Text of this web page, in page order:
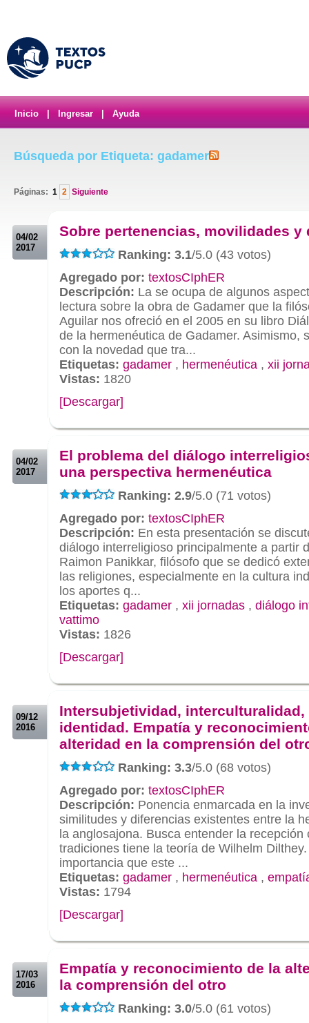
Inicio Ingresar Ayuda
Búsqueda por Etiqueta: gadamer
Páginas: 1 2 Siguiente
04/02
2017
Sobre pertenencias, movilidades y
Ranking: 3.1/5.0 (43 votos)
Agregado por: textosCIphER
Descripción: La se ocupa de algunos
lectura sobre la obra de Gadamer que la
Aguilar nos ofreció en el 2005 en su libro
de la hermenéutica de Gadamer. Asimismo,
con la novedad que tra...
Etiquetas: gadamer , hermenéutica , xii
Vistas: 1820
[Descargar]
04/02
2017
El problema del diálogo
una perspectiva hermenéutica
Ranking: 2.9/5.0 (71 votos)
Agregado por: textosCIphER
Descripción: En esta presentación se
diálogo interreligioso principalmente a partir
Raimon Panikkar, filósofo que se dedicó
las religiones, especialmente en la cultura
los aportes q...
Etiquetas: gadamer , xii jornadas , diálogo
vattimo
Vistas: 1826
[Descargar]
09/12
2016
Intersubjetividad, interculturalidad,
identidad. Empatía y
alteridad en la comprensión del
Ranking: 3.3/5.0 (68 votos)
Agregado por: textosCIphER
Descripción: Ponencia enmarcada en la
similitudes y diferencias existentes entre la
la anglosajona. Busca entender la
tradiciones tiene la teoría de Wilhelm
importancia que este ...
Etiquetas: gadamer , hermenéutica ,
Vistas: 1794
[Descargar]
17/03
2016
Empatía y reconocimiento de la
la comprensión del otro
Ranking: 3.0/5.0 (61 votos)